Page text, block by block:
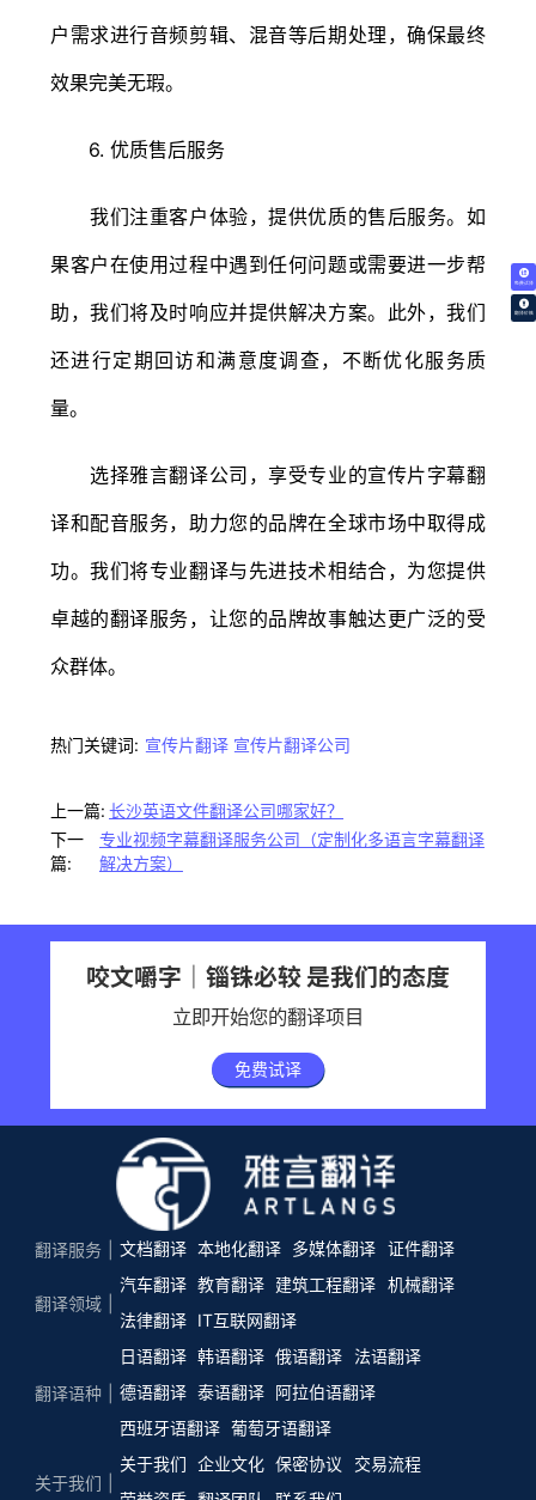
免费试译
翻译价格
户需求进行音频剪辑、混音等后期处理，确保最终
效果完美无瑕。
6. 优质售后服务
我们注重客户体验，提供优质的售后服务。如
果客户在使用过程中遇到任何问题或需要进一步帮
助，我们将及时响应并提供解决方案。此外，我们
还进行定期回访和满意度调查，不断优化服务质
量。
选择雅言翻译公司，享受专业的宣传片字幕翻
译和配音服务，助力您的品牌在全球市场中取得成
功。我们将专业翻译与先进技术相结合，为您提供
卓越的翻译服务，让您的品牌故事触达更广泛的受
众群体。
热门关键词: 宣传片翻译 宣传片翻译公司
上一篇: 长沙英语文件翻译公司哪家好？
下一
篇:
专业视频字幕翻译服务公司（定制化多语言字幕翻译
解决方案）
咬文嚼字｜锱铢必较 是我们的态度
立即开始您的翻译项目
免费试译
翻译服务 文档翻译 本地化翻译 多媒体翻译 证件翻译
翻译领域
汽车翻译 教育翻译 建筑工程翻译 机械翻译
法律翻译
IT互联网翻译
翻译语种
日语翻译 韩语翻译 俄语翻译
法语翻译
德语翻译 泰语翻译 阿拉伯语翻译
西班牙语翻译 葡萄牙语翻译
关于我们
关于我们 企业文化 保密协议
交易流程